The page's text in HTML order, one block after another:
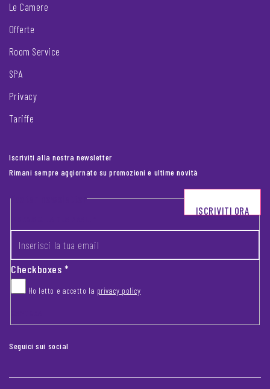
Le Camere
Offerte
Room Service
SPA
Privacy
Tariffe
Iscriviti alla nostra newsletter
Rimani sempre aggiornato su promozioni e ultime novità
Footer newsletter
Checkboxes*
Ho letto e accetto la privacy policy
ISCRIVITI ORA
Seguici sui social